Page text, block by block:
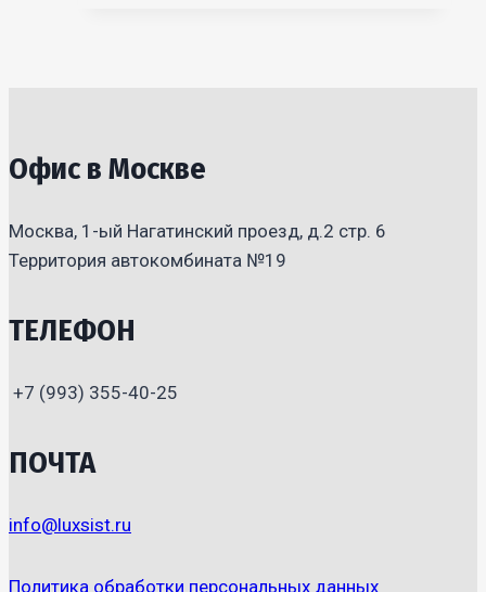
Офис в Москве
Москва, 1-ый Нагатинский проезд, д.2 стр. 6
Территория автокомбината №19
ТЕЛЕФОН
+7 (993) 355-40-25
ПОЧТА
info@luxsist.ru
Политика обработки персональных данных